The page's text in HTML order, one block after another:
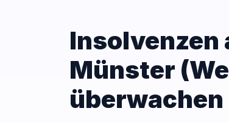
Insolvenzen
Münster
überwachen